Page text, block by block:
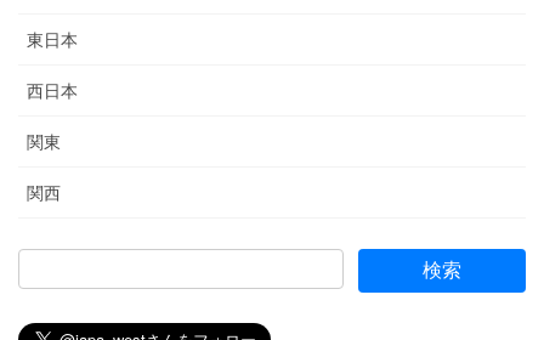
東日本
西日本
関東
関西